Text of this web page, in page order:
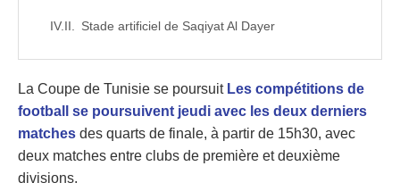
Stade artificiel de Saqiyat Al Dayer
La Coupe de Tunisie se poursuitLes compétitions de
football se poursuivent jeudi avec les deux derniers
matches des quarts de finale, à partir de 15h30, avec
deux matches entre clubs de première et deuxième
divisions.